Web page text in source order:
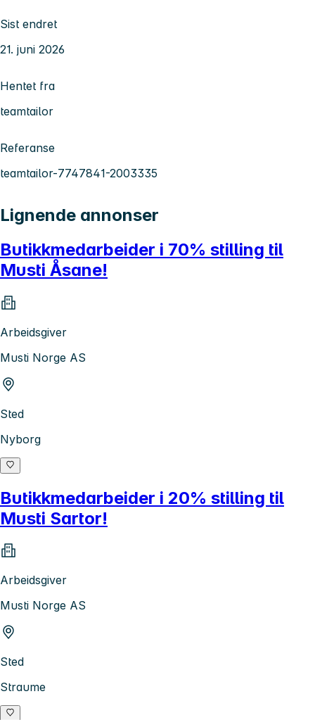
Sist endret
21. juni 2026
Hentet fra
teamtailor
Referanse
teamtailor-7747841-2003335
Lignende annonser
Butikkmedarbeider i 70% stilling til
Musti Åsane!
Arbeidsgiver
Musti Norge AS
Sted
Nyborg
Butikkmedarbeider i 20% stilling til
Musti Sartor!
Arbeidsgiver
Musti Norge AS
Sted
Straume